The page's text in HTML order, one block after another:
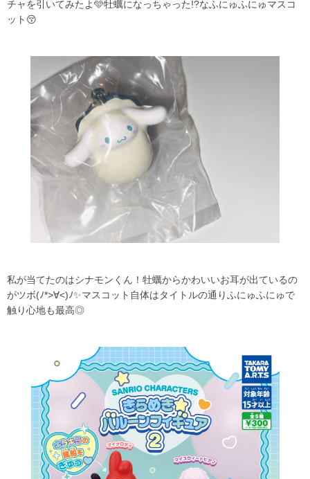
チャを引いてみたよ🩵牡蠣になっちゃった!?なふにゅふにゅマスコ
ット😚
私が当てたのはシナモンくん！牡蠣からかわいいお耳が出ているの
がツボ(ﾉ*>∀<)ﾉ✨マスコット自体はタイトルの通りふにゅふにゅで
触り心地も最高◎